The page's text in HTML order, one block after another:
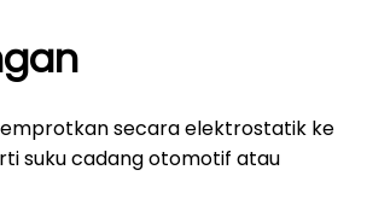
secara elektrostatik ke
suku cadang otomotif atau